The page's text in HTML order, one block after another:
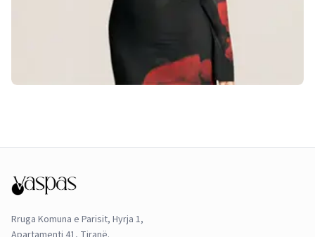
Rruga Komuna e Parisit, Hyrja 1,